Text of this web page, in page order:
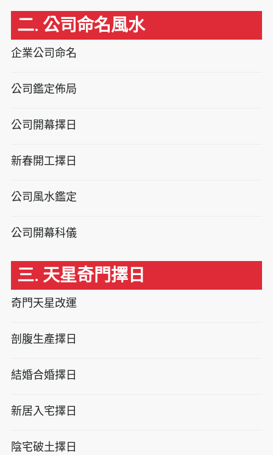
二. 公司命名風水
企業公司命名
公司鑑定佈局
公司開幕擇日
新春開工擇日
公司風水鑑定
公司開幕科儀
三. 天星奇門擇日
奇門天星改運
剖腹生產擇日
結婚合婚擇日
新居入宅擇日
陰宅破土擇日